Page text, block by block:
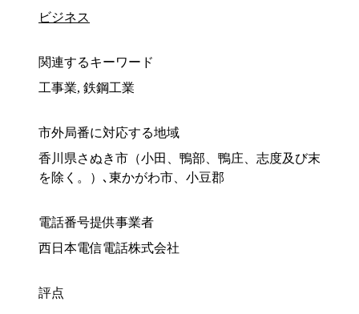
ビジネス
関連するキーワード
工事業, 鉄鋼工業
市外局番に対応する地域
香川県さぬき市（小田、鴨部、鴨庄、志度及び末
を除く。）､東かがわ市、小豆郡
電話番号提供事業者
西日本電信電話株式会社
評点